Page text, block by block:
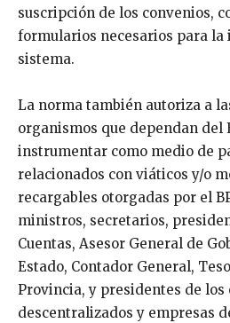
suscripción de los convenios,
formularios necesarios para
sistema.
La norma también autoriza a
organismos que dependan del
instrumentar como medio de
relacionados con viáticos y/o
recargables otorgadas por el
ministros, secretarios,
Cuentas, Asesor General de
Estado, Contador General,
Provincia, y presidentes de los
descentralizados y empresas